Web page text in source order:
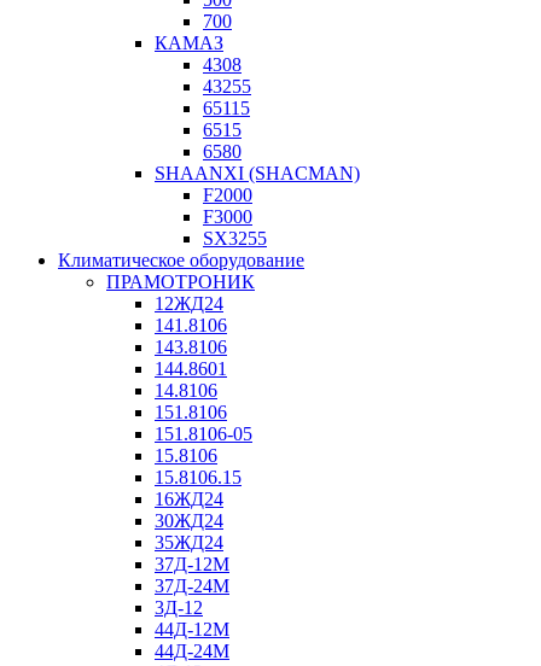
700
КАМАЗ
4308
43255
65115
6515
6580
SHAANXI (SHACMAN)
F2000
F3000
SX3255
Климатическое оборудование
ПРАМОТРОНИК
12ЖД24
141.8106
143.8106
144.8601
14.8106
151.8106
151.8106-05
15.8106
15.8106.15
16ЖД24
30ЖД24
35ЖД24
37Д-12М
37Д-24М
3Д-12
44Д-12М
44Д-24М